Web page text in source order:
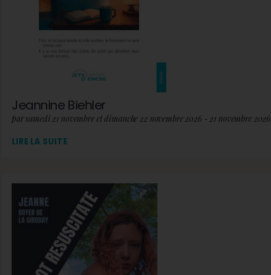
Jeannine Biehler
par samedi 21 novembre et dimanche 22 novembre 2026 - 21 novembre 2026
LIRE LA SUITE